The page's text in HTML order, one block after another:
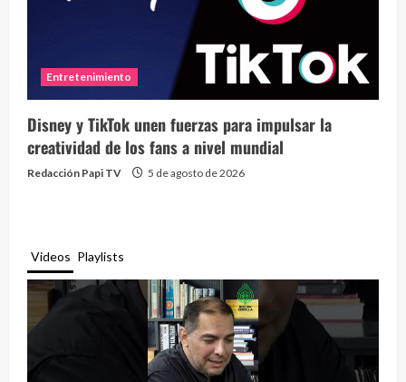
Entretenimiento
Disney y TikTok unen fuerzas para impulsar la
creatividad de los fans a nivel mundial
Redacción Papi TV 5 de agosto de 2026
Videos Playlists